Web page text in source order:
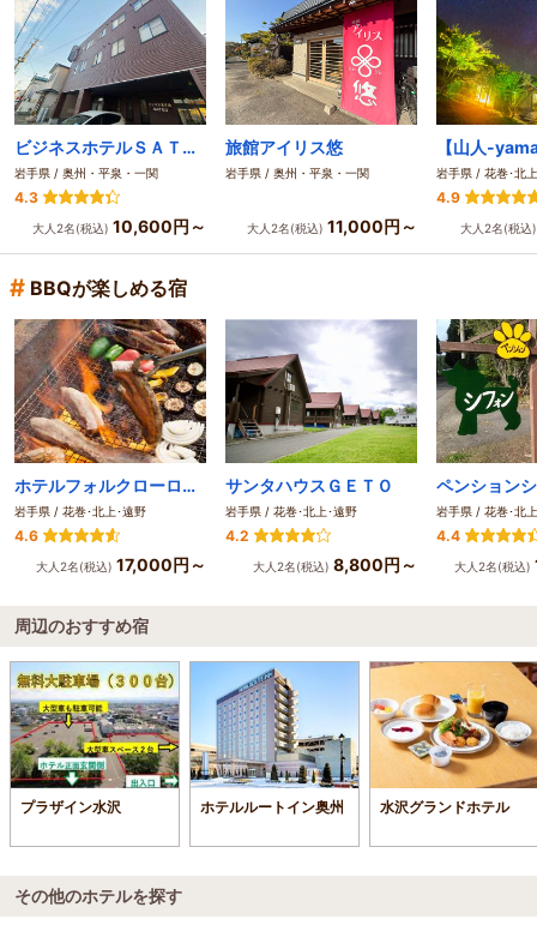
ビジネスホテルＳＡＴＯＵ
岩手県 / 奥州・平泉・一関
4.3
大人2名(税込) 10,600円～
旅館アイリス悠
岩手県 / 奥州・平泉・一関
大人2名(税込) 11,000円～
岩手県 / 花巻･北
4.9
大人2名(税
# BBQが楽しめる宿
ホテルフォルクローロ花巻東和＜JR東日本ホテルズ＞
岩手県 / 花巻･北上･遠野
4.6
大人2名(税込) 17,000円～
サンタハウスＧＥＴＯ
岩手県 / 花巻･北上･遠野
4.2
大人2名(税込) 8,800円～
ペンション
岩手県 / 花巻･北
4.4
大人2名(税込)
周辺のおすすめ宿
プラザイン水沢 ホテルルートイン奥州 水沢グランドホテル
その他のホテルを探す